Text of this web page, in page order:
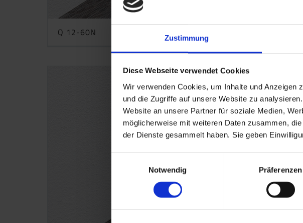
Zustimmung
Diese Webseite verwendet Cookies
Wir verwenden Cookies, um Inhalte und Anzeigen
und die Zugriffe auf unsere Website zu
Website an unsere Partner für soziale Medien,
möglicherweise mit weiteren Daten zusammen,
der Dienste gesammelt haben. Sie geben
Notwendig
Präferenzen
Q 12-60N